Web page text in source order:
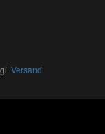
Versand